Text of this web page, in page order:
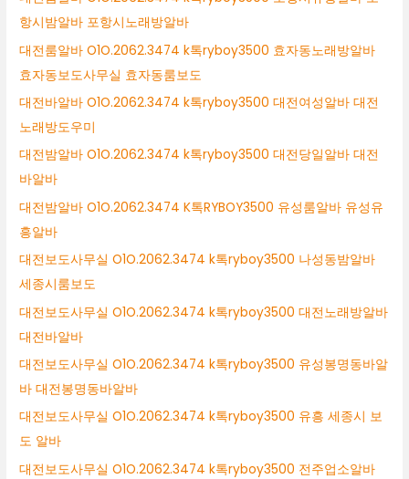
항시밤알바 포항시노래방알바
대전룸알바 O1O.2062.3474 k톡ryboy3500 효자동노래방알바
효자동보도사무실 효자동룸보도
대전바알바 O1O.2062.3474 k톡ryboy3500 대전여성알바 대전
노래방도우미
대전밤알바 O1O.2062.3474 k톡ryboy3500 대전당일알바 대전
바알바
대전밤알바 O1O.2062.3474 K톡RYBOY3500 유성룸알바 유성유
흥알바
대전보도사무실 O1O.2062.3474 k톡ryboy3500 나성동밤알바
세종시룸보도
대전보도사무실 O1O.2062.3474 k톡ryboy3500 대전노래방알바
대전바알바
대전보도사무실 O1O.2062.3474 k톡ryboy3500 유성봉명동바알
바 대전봉명동바알바
대전보도사무실 O1O.2062.3474 k톡ryboy3500 유흥 세종시 보
도 알바
대전보도사무실 O1O.2062.3474 k톡ryboy3500 전주업소알바